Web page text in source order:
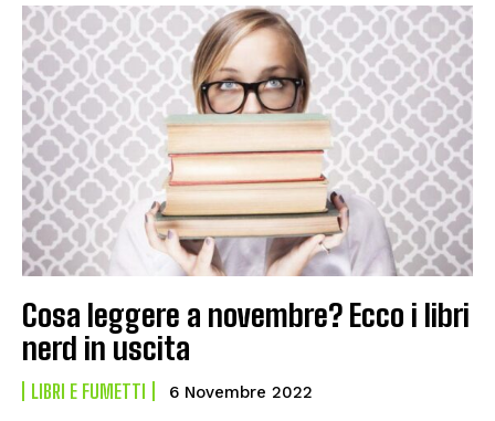
Cosa leggere a novembre? Ecco i libri
nerd in uscita
LIBRI E FUMETTI 6 Novembre 2022